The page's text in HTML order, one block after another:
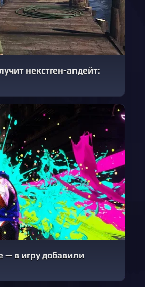
некстген-апдейт:
— в игру добавили